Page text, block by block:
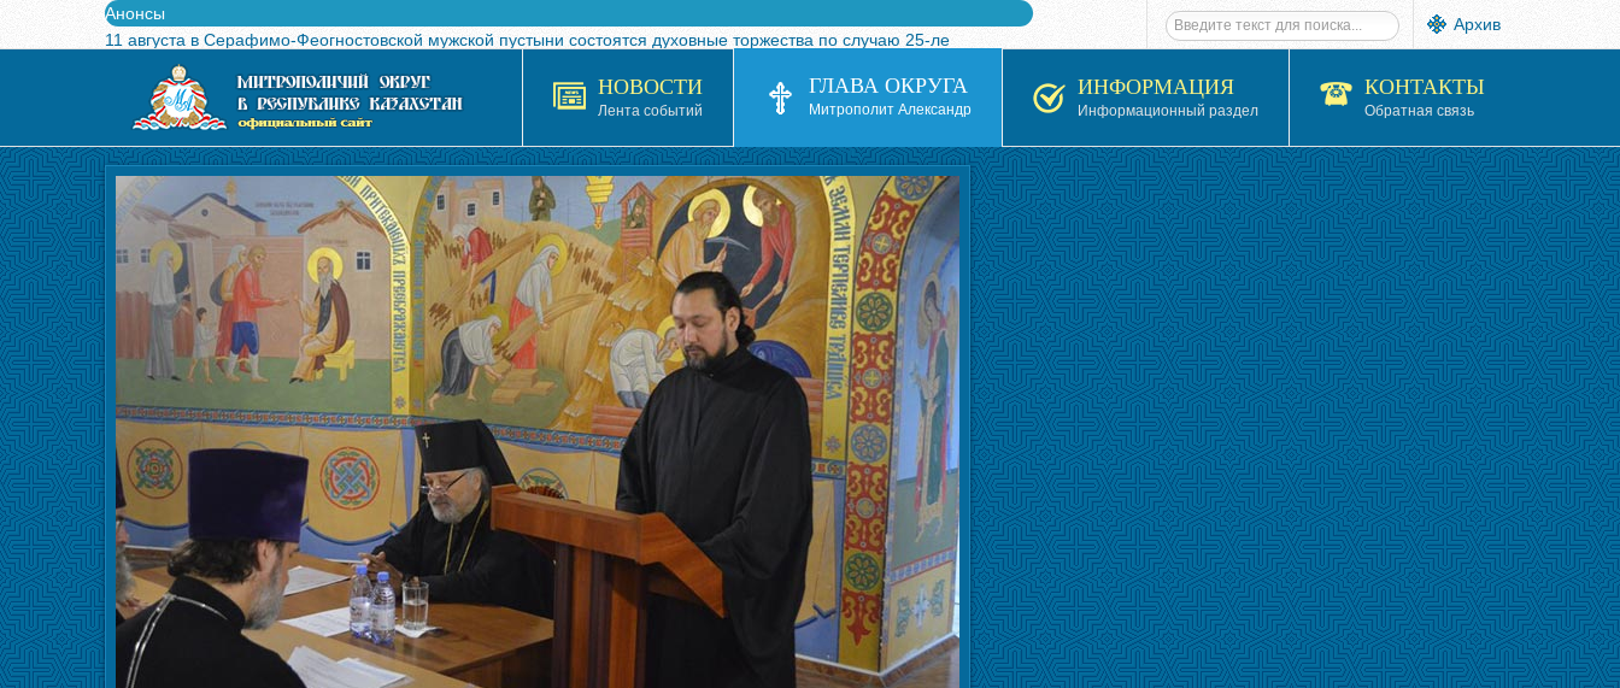
Анонсы
11 августа в Серафимо-Феогностовской мужской пустыни состоятся духовные торжества по случаю 25-ле
Выпущен в свет буклет о проведении Международного турнира по волейболу, посвященного 25-летию обр
Вышел в свет новый номер журнала «Свет Православия в Казахстане»
Вышла в свет монография «Управляющие Алма-Атинской епархией Русской Православной Церкви в 1927–19
Алма-Атинская духовная семинария объявляет прием документов на 2026-2027 учебный год
Архив
НОВОСТИ
Лента событий
ГЛАВА ОКРУГА
Митрополит Александр
ИНФОРМАЦИЯ
Информационный раздел
КОНТАКТЫ
Обратная связь